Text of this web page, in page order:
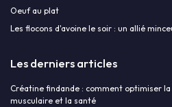
Oeuf au plat
Les flocons d'avoine le soir : un allié
Les derniers articles
Créatine findande : comment optimiser
musculaire et la santé